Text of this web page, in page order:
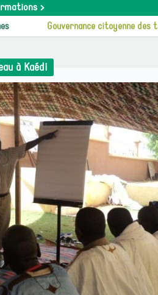
>
Gouvernance citoyenne
à Kaédi